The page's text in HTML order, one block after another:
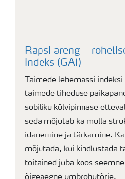
Rapsi areng –
indeks (GAI)
Taimede lehemassi
taimede tiheduse
sobiliku külvipinnase
seda mõjutab ka mulla
idanemine ja tärkamine.
mõjutada, kui kindlustada
toitained juba koos
õigeaegne umbrohutõrje.